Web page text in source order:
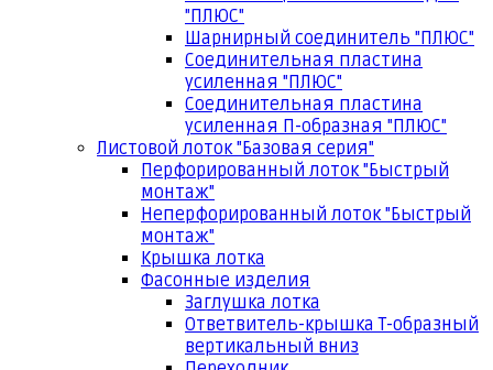
"ПЛЮС"
Шарнирный соединитель "ПЛЮС"
Соединительная пластина
усиленная "ПЛЮС"
Соединительная пластина
усиленная П-образная "ПЛЮС"
Листовой лоток "Базовая серия"
Перфорированный лоток "Быстрый
монтаж"
Неперфорированный лоток "Быстрый
монтаж"
Крышка лотка
Фасонные изделия
Заглушка лотка
Ответвитель-крышка Т-образный
вертикальный вниз